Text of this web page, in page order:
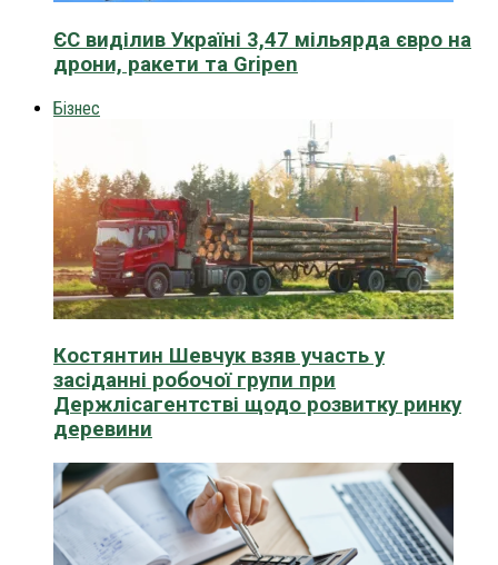
ЄС виділив Україні 3,47 мільярда євро на
дрони, ракети та Gripen
Бізнес
Костянтин Шевчук взяв участь у
засіданні робочої групи при
Держлісагентстві щодо розвитку ринку
деревини